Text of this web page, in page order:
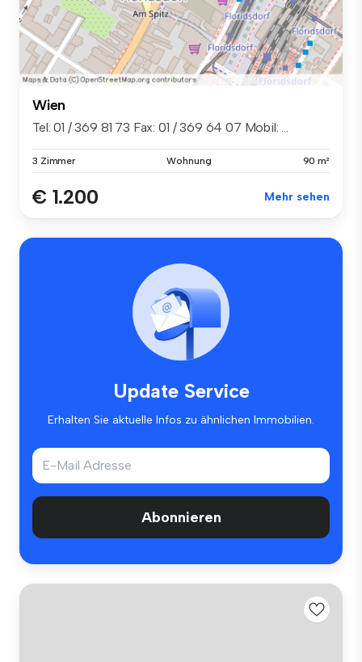
Wien
Tel: 01 / 369 81 73 Fax: 01 / 369 64 07 Mobil: ...
3 Zimmer Wohnung 90 m²
€ 1.200 Mehr sehen
Update Service
Erhalten Sie aktuelle Infos zu ähnlichen Immobilien.
Abonnieren